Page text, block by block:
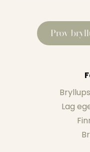
Prøv
Lag